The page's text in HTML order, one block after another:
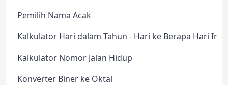
Pemilih Nama Acak
Kalkulator Hari dalam Tahun - Hari ke Berapa Hari Ini?
Kalkulator Nomor Jalan Hidup
Konverter Biner ke Oktal